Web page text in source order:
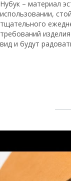
Нубук – материал
использовании,
тщательного
требований
вид и будут